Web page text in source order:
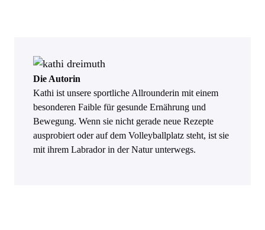
Die Autorin
Kathi ist unsere sportliche Allrounderin mit einem
besonderen Faible für gesunde Ernährung und
Bewegung. Wenn sie nicht gerade neue Rezepte
ausprobiert oder auf dem Volleyballplatz steht, ist sie
mit ihrem Labrador in der Natur unterwegs.